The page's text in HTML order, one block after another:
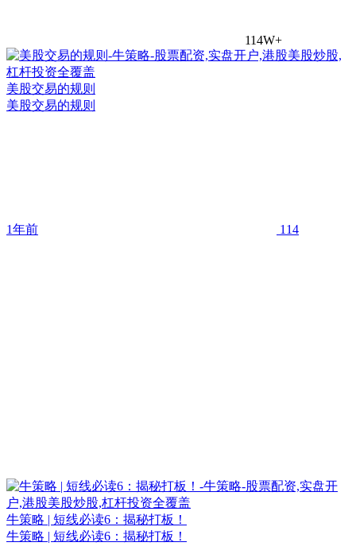
114W+
美股交易的规则
美股交易的规则
1年前 114
牛策略 | 短线必读6：揭秘打板！
牛策略 | 短线必读6：揭秘打板！